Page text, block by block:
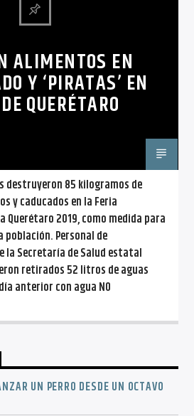
ALIMENTOS EN
Y ‘PIRATAS’ EN
QUERÉTARO
85 kilogramos de
y caducados en la Feria
Querétaro 2019, como medida para
población. Personal de
la Secretaría de Salud estatal
retirados 52 litros de aguas
anterior con agua NO
UN PERRO DESDE UN OCTAVO